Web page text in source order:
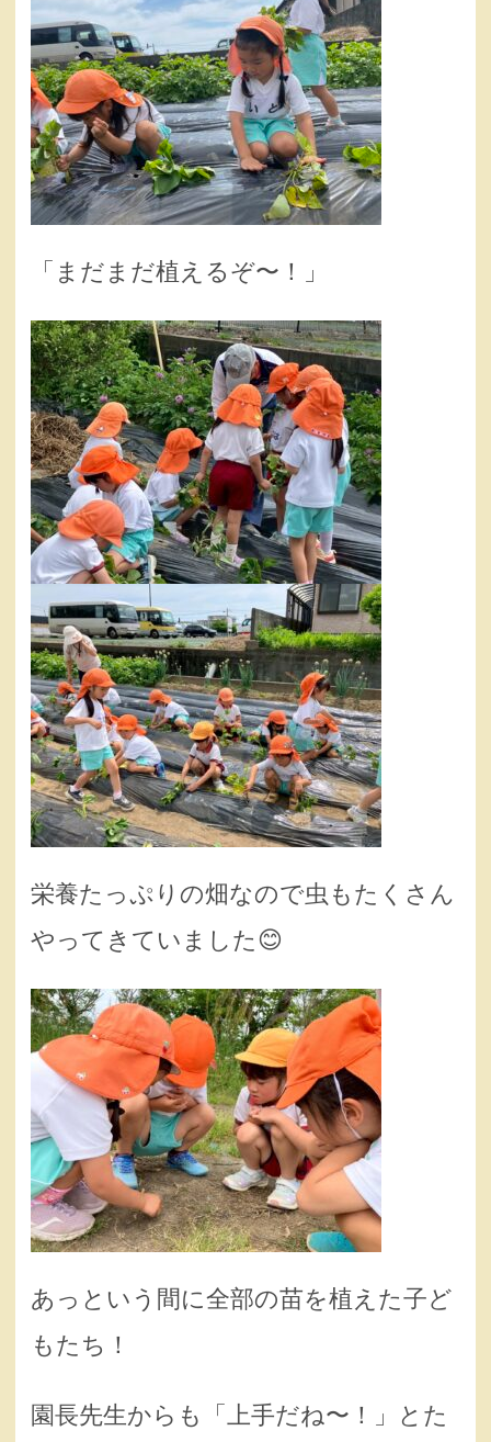
「まだまだ植えるぞ〜！」
栄養たっぷりの畑なので虫もたくさん
やってきていました😊
あっという間に全部の苗を植えた子ど
もたち！
園長先生からも「上手だね〜！」とた